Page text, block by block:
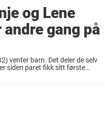
og Lene
gang på
venter barn. Det deler de selv
siden paret fikk sitt første